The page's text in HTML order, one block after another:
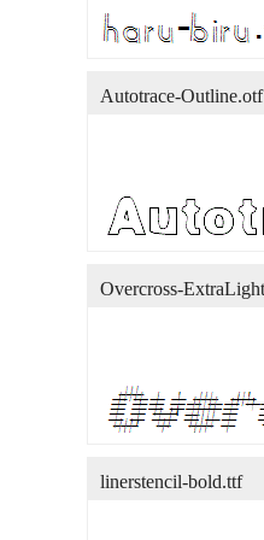
Autotrace-Outline.otf
Overcross-
linerstencil-bold.ttf